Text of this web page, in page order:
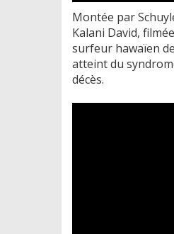
Montée par
Kalani David,
surfeur hawaïen
atteint du
décès.